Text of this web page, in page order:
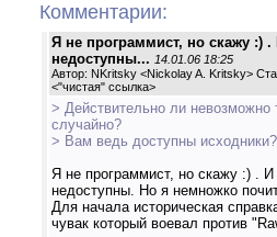
Комментарии:
Я не программист, но скажу :)
недоступны... 14.01.06 18:25
Автор: NKritsky <Nickolay A. Kritsky>
<"чистая" ссылка>
> Действительно ли невозможно
случайно?
> Вам ведь доступны исходники?
Я не программист, но скажу :) .
недоступны. Но я немножко
Для начала историческая
чувак который воевал против